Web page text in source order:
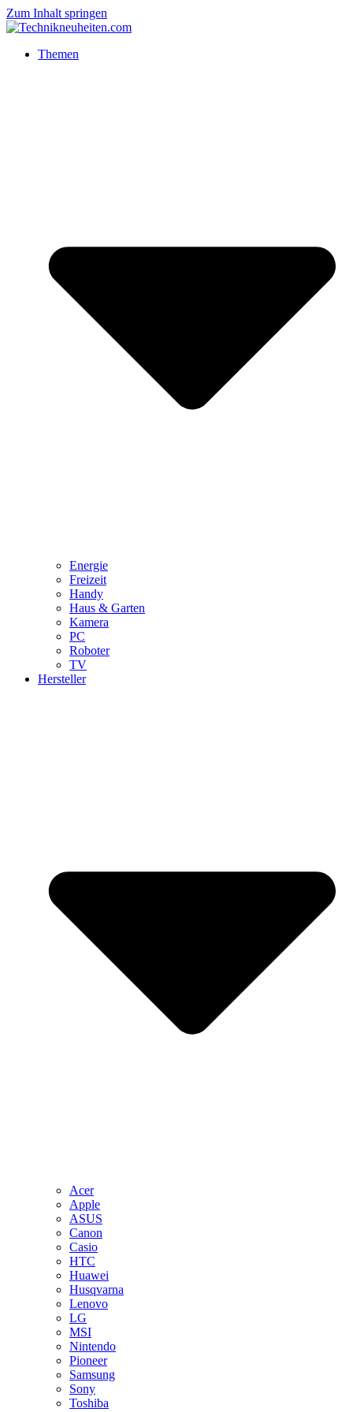
Zum Inhalt springen
Themen
Energie
Freizeit
Handy
Haus & Garten
Kamera
PC
Roboter
TV
Hersteller
Acer
Apple
ASUS
Canon
Casio
HTC
Huawei
Husqvarna
Lenovo
LG
MSI
Nintendo
Pioneer
Samsung
Sony
Toshiba